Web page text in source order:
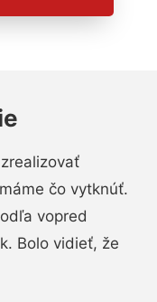
čo vytknúť.
vopred
Bolo vidieť, že